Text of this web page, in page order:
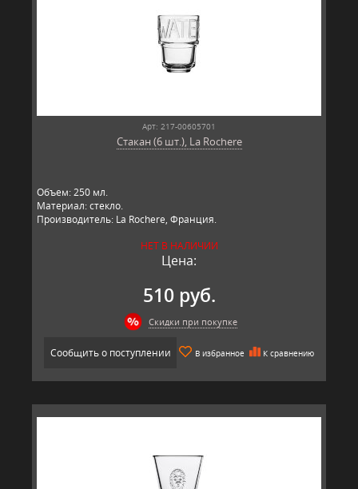
Арт: 217-00605701
Стакан (6 шт.), La Rochere
Объем: 250 мл.
Материал: стекло.
Производитель: La Rochere, Франция.
НЕТ В НАЛИЧИИ
Цена:
510 руб.
Скидки при покупке
Сообщить о поступлении В избранное К сравнению